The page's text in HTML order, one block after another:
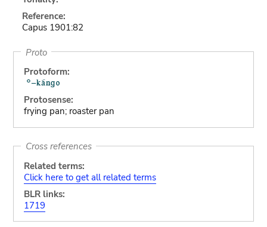
Reference:
Capus 1901:82
Proto
Protoform:
Protosense:
frying pan; roaster pan
Cross references
Related terms:
Click here to get all related terms
BLR links:
1719